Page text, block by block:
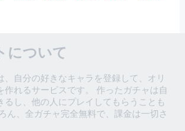
について
、自分の好きなキャラを登録して、オリ
作れるサービスです。 作ったガチャは自
るし、他の人にプレイしてもらうことも
ん、全ガチャ完全無料で、課金は一切さ